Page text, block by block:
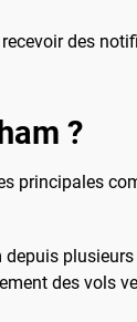
des
?
principales
plusieurs
des vols